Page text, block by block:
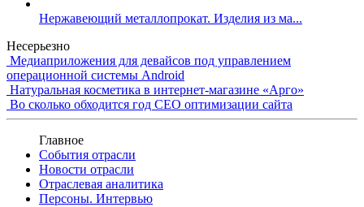
Нержавеющий металлопрокат. Изделия из ма...
Несерьезно
Медиаприложения для девайсов под управлением
операционной системы Android
Натуральная косметика в интернет-магазине «Арго»
Во сколько обходится год СЕО оптимизации сайта
Главное
События отрасли
Новости отрасли
Отраслевая аналитика
Персоны. Интервью